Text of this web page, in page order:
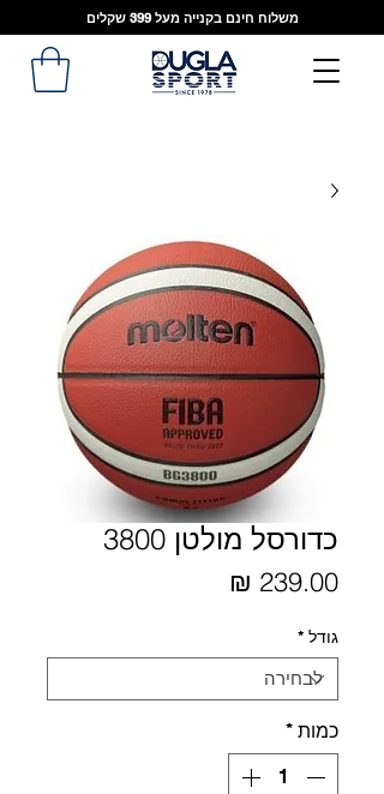
משלוח חינם בקנייה מעל 399 שקלים
כדורסל מולטן 3800
גודל *
כמות *